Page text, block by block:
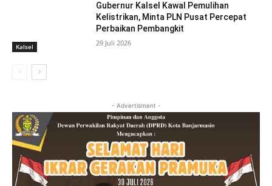
Kalsel
Gubernur Kalsel Kawal Pemulihan
Kelistrikan, Minta PLN Pusat Percepat
Perbaikan Pembangkit
29 Juli 2026
- Advertisment -